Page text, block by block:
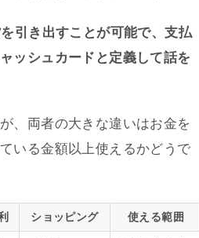
引き出すことが可能で、支払
ッシュカードと定義して話を
、両者の大きな違いはお金を
いる金額以上使えるかどうで
ショッピング 使える範囲